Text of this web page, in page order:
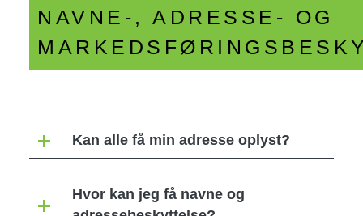
NAVNE-, ADRESSE- OG
Kan alle få min adresse oplyst?
Hvor kan jeg få navne og